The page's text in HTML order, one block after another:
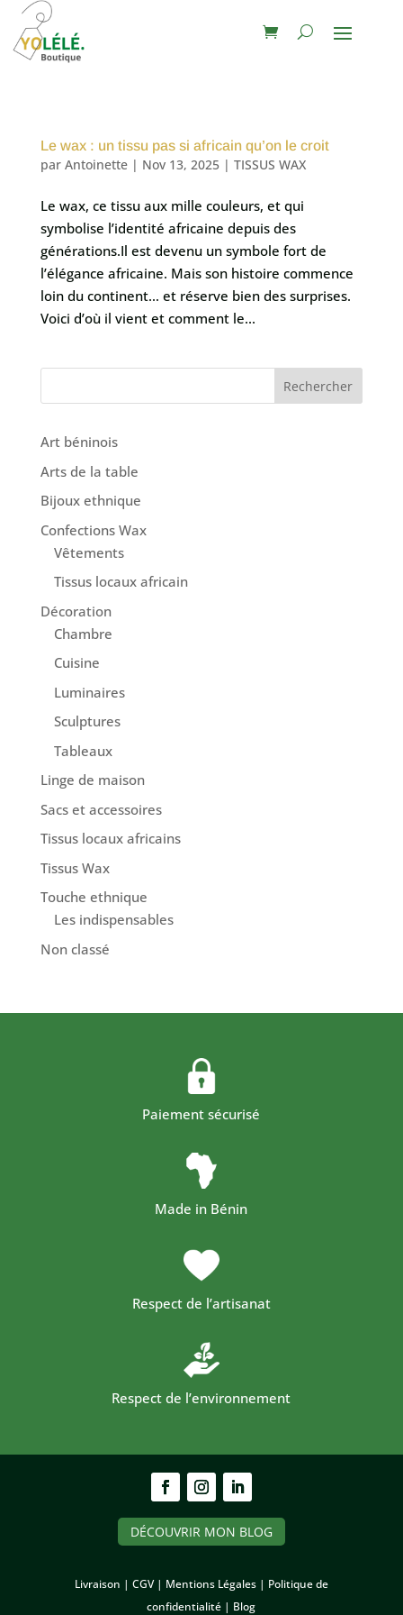
Le wax : un tissu pas si africain qu’on le croit
par Antoinette| Nov 13, 2025| TISSUS WAX
Le wax, ce tissu aux mille couleurs, et qui
symbolise l’identité africaine depuis des
générations.Il est devenu un symbole fort de
l’élégance africaine. Mais son histoire commence
loin du continent… et réserve bien des surprises.
Voici d’où il vient et comment le...
Rechercher
Art béninois
Arts de la table
Bijoux ethnique
Confections Wax
Vêtements
Tissus locaux africain
Décoration
Chambre
Cuisine
Luminaires
Sculptures
Tableaux
Linge de maison
Sacs et accessoires
Tissus locaux africains
Tissus Wax
Touche ethnique
Les indispensables
Non classé
Paiement sécurisé
Made in Bénin
Respect de l’artisanat
Respect de l’environnement
DÉCOUVRIR MON BLOG
Livraison | CGV | Mentions Légales | Politique de
confidentialité | Blog